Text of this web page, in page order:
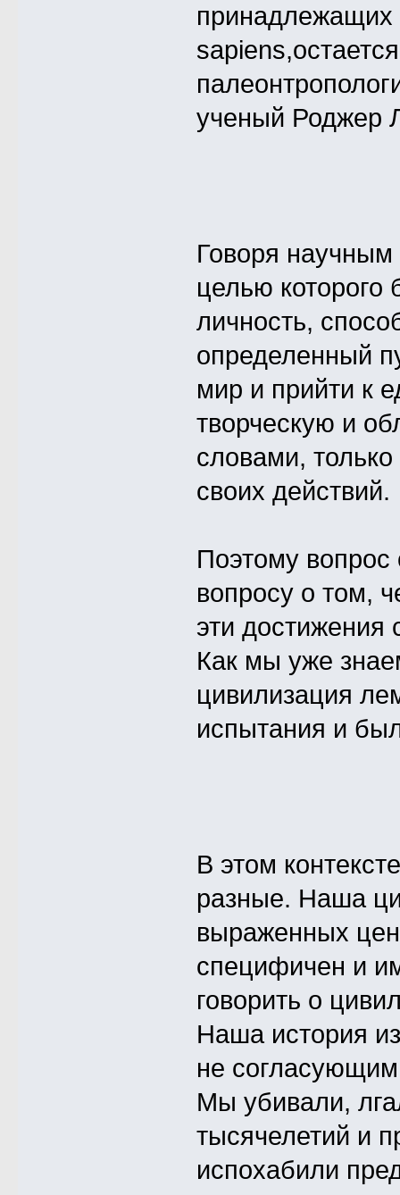
принадлежащих
ученый Роджер
Говоря
целью которого
личность,
определенный
мир и прийти к
творческую и
словами,
своих действий.
Поэтому вопрос
вопросу о том,
эти достижения
Как мы уже
цивилизация
испытания и
В этом
разные. Наша
выраженных
специфичен и
говорить о
Наша история
не
Мы убивали,
тысячелетий и
испохабили